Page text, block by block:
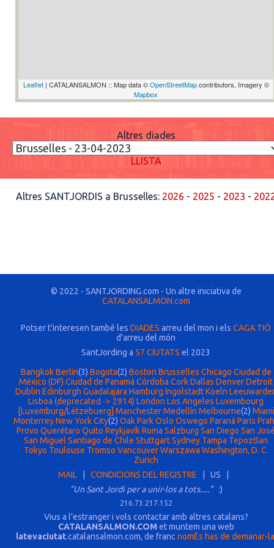
Leaflet| CATALANSALMON :: Map data ©OpenStreetMapcontributors, Imagery ©
Mapbox
Altres diades
LLISTA
Altres SANTJORDIS a Brusselles: 2026 - 2025 - 2023 -
© 2022 - SANTJORDING.com - Un altre iniciativa de
CATALANSALMON.com
Potser t'interesen també les DIADES arreu del mon i els CAGA TIÓ
d'arreu del món
SantJording a 57 CIUTATS el 2023
Bangkok Berlin(3) Bogota(2) Boston Brusselles Chicago Ciudad de
México (DF) Ciudad de Panamá Córdoba CorkDallas DenverDetroit
Dublin Edinburgh Guadalajara Hamburg Ingolstadt Koeln
Lisboa (deprecated -> 2914) London Los Angeles Luxembourg
[Luxemburg/Lëtzebuerg] Manchester Medellín Melbourne(2) Miami
Monterrey New York City(2) Oak Park Oslo Oswego Paraná Paris
Provo Querétaro Quito ReykjavíkRoma Salzburg San Diego San
San Miguel Santiago de Chile StuttgartSydney Tampa Tepoztlan
Tokyo Toulouse Tromso Vancouver Warszawa Washington, D. C.
Zurich
MAIL| CONDICIONS DEL REGISTRE | US |
"Un Sant Jordi per a unir-los a tots.....":)
216.73.217.152
Vius a l'estranger i vols contactar amb altres catalans?
CATALANSALMON.COM et muntem una web
latevaciutat.catalansalmon.com, de franc nomÈs has de demanar-la